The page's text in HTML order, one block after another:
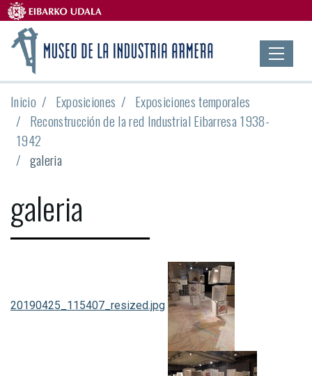
Inicio Exposiciones
Exposiciones temporales
Reconstrucción de la red Industrial Eibarresa 1938-
1942
galeria
galeria
20190425_115407_resized.jpg